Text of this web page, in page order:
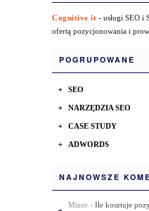
Cognitive it - usługi SEO i
ofertą pozycjonowania i
POGRUPOWANE
SEO
NARZĘDZIA SEO
CASE STUDY
ADWORDS
NAJNOWSZE
Mizor - Ile kosztuje